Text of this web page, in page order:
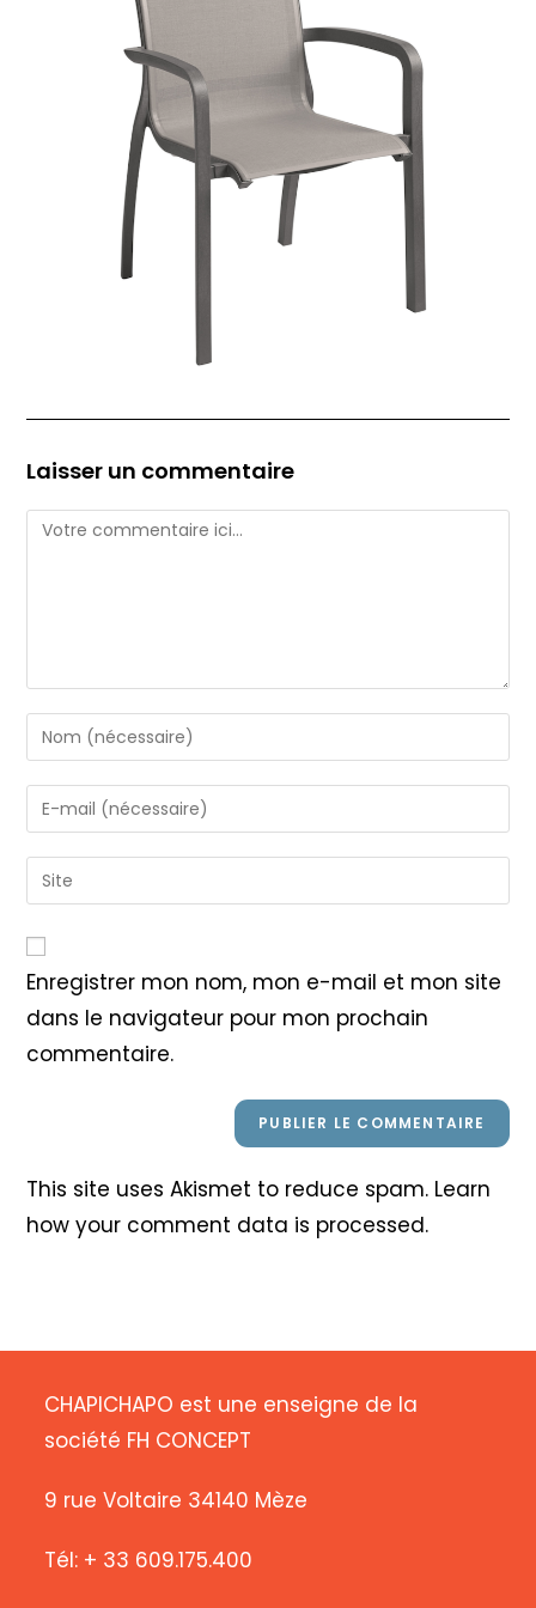
Laisser un commentaire
Comment
Enter
your
name
or
to
comment
Enter
your
email
address
Saisir
l’URL
votre
site
(facultatif)
Enregistrer mon nom, mon e-mail et mon site
dans le navigateur pour mon prochain
commentaire.
This site uses Akismet to reduce spam. Learn
how your comment data is processed.
CHAPICHAPO est une enseigne de la
société FH CONCEPT
9 rue Voltaire 34140 Mèze
Tél: + 33 609.175.400